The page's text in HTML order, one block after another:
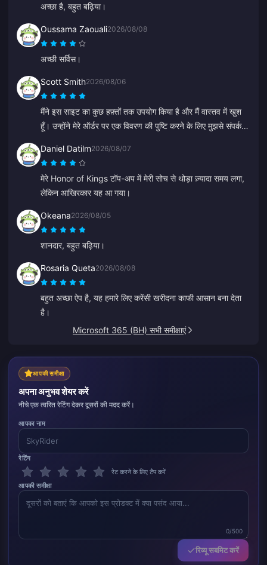
अच्छा है, बहुत बढ़िया।
Oussama Zaouali2026/08/08
अच्छी सर्विस।
Scott Smith2026/08/06
मैंने इस साइट का कुछ हफ़्तों तक उपयोग किया है और मैं वास्तव में खुश
हूँ। उन्होंने मेरे ऑर्डर पर एक विवरण की पुष्टि करने के लिए मुझसे संपर्क भी
थे।
Daniel Datilm2026/08/07
मेरे Honor of Kings टॉप-अप में मेरी सोच से थोड़ा ज़्यादा समय लगा,
लेकिन आखिरकार यह आ गया।
Okeana2026/08/05
शानदार, बहुत बढ़िया।
Rosaria Queta2026/08/08
बहुत अच्छा ऐप है, यह हमारे लिए करेंसी खरीदना काफी आसान बना देता
है।
Microsoft 365 (BH) सभी समीक्षाएं
आपकी समीक्षा
अपना अनुभव शेयर करें
नीचे एक त्वरित रेटिंग देकर दूसरों की मदद करें।
आपका नाम
रेटिंग
रेट करने के लिए टैप करें
आपकी समीक्षा
0/500
रिव्यू सबमिट करें